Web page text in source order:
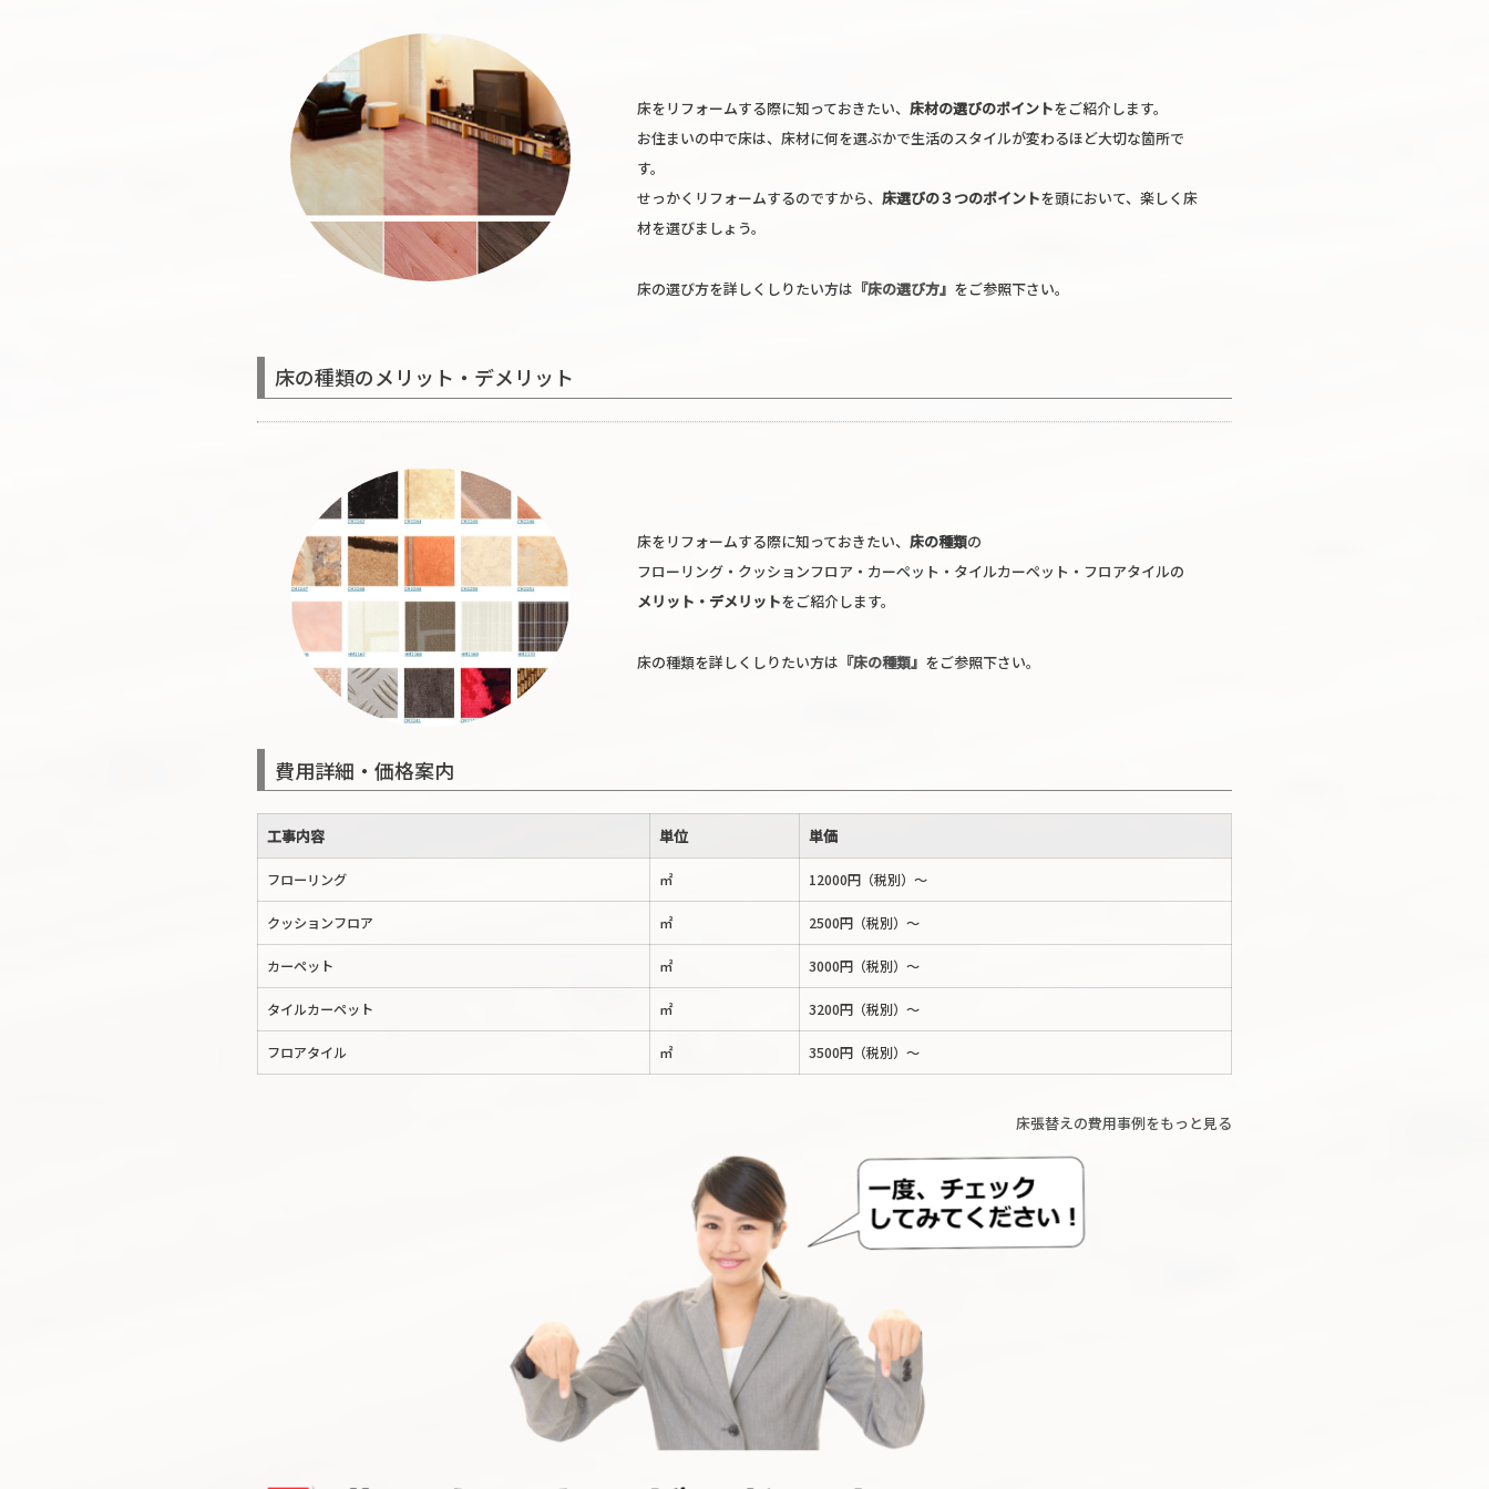
床をリフォームする際に知っておきたい、床材の選びのポイントをご紹介します。
お住まいの中で床は、床材に何を選ぶかで生活のスタイルが変わるほど大切な箇所で
す。
せっかくリフォームするのですから、床選びの３つのポイントを頭において、楽しく床
材を選びましょう。
床の選び方を詳しくしりたい方は 『床の選び方』 をご参照下さい。
床の種類のメリット・デメリット
床をリフォームする際に知っておきたい、床の種類の
フローリング・クッションフロア・カーペット・タイルカーペット・フロアタイルの
メリット・デメリットをご紹介します。
床の種類を詳しくしりたい方は 『床の種類』 をご参照下さい。
費用詳細・価格案内
工事内容 単位 単価
フローリング ㎡ 12000円（税別）～
クッションフロア ㎡ 2500円（税別）～
カーペット ㎡ 3000円（税別）～
タイルカーペット ㎡ 3200円（税別）～
フロアタイル ㎡ 3500円（税別）～
床張替えの費用事例をもっと見る